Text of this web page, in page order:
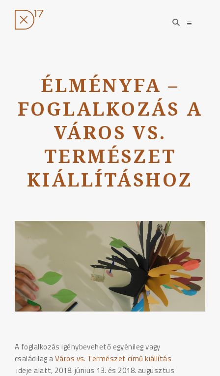
tartalomhoz
open
search
open
ÉLMÉNYFA –
FOGLALKOZÁS A
VÁROS VS.
TERMÉSZET
KIÁLLÍTÁSHOZ
A foglalkozás igénybevehető egyénileg vagy
családilag aVáros vs. Természet című kiállítás
ideje alatt, 2018. június 13. és 2018. augusztus